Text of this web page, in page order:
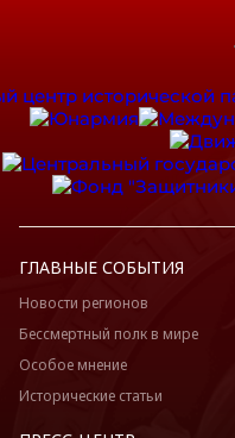
ГЛАВНЫЕ СОБЫТИЯ
Новости регионов
Бессмертный полк в мире
Особое мнение
Исторические статьи